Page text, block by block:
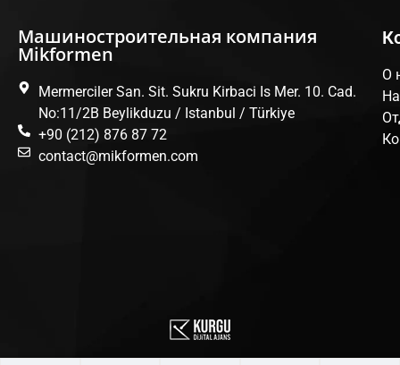
Машиностроительная компания
Mikformen
Mermerciler San. Sit. Sukru Kirbaci Is Mer. 10. Cad.
No:11/2B Beylikduzu / Istanbul / Türkiye
+90 (212) 876 87 72
contact@mikformen.com
О